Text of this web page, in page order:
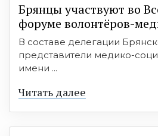
Брянцы участвуют во
форуме волонтёров-
В составе делегации
представители медико-
имени ...
Читать далее